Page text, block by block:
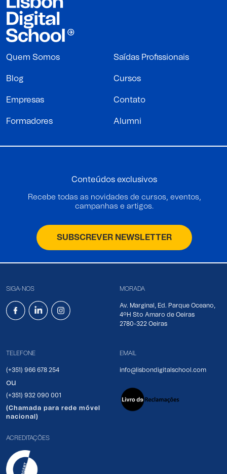
Quem Somos Saídas Profissionais
Blog Cursos
Empresas Contato
Formadores Alumni
Conteúdos exclusivos
Recebe todas as novidades de cursos, eventos,
campanhas e artigos.
SUBSCREVER NEWSLETTER
SIGA-NOS MORADA
Av. Marginal, Ed. Parque Oceano,
4ºH Sto Amaro de Oeiras
2780-322 Oeiras
TELEFONE
(+351) 966 678 254
ou
(+351) 932 090 001
(Chamada para rede móvel
nacional)
EMAIL
info@lisbondigitalschool.com
ACREDITAÇÕES